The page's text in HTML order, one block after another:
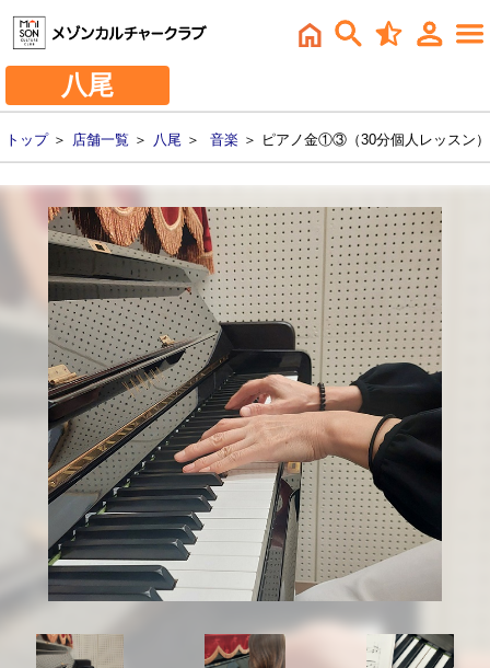
八尾
トップ＞ 店舗一覧 ＞ 八尾 ＞ 音楽 ＞ ピアノ金①③（30分個人レッスン）